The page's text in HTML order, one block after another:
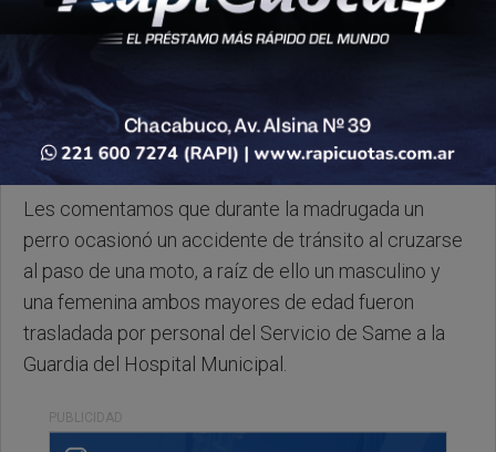
Lunes, 20 de Octubre de 2025 . 07:58 Hs.
Les comentamos que durante la madrugada un
perro ocasionó un accidente de tránsito al cruzarse
al paso de una moto, a raíz de ello un masculino y
una femenina ambos mayores de edad fueron
trasladada por personal del Servicio de Same a la
Guardia del Hospital Municipal.
PUBLICIDAD